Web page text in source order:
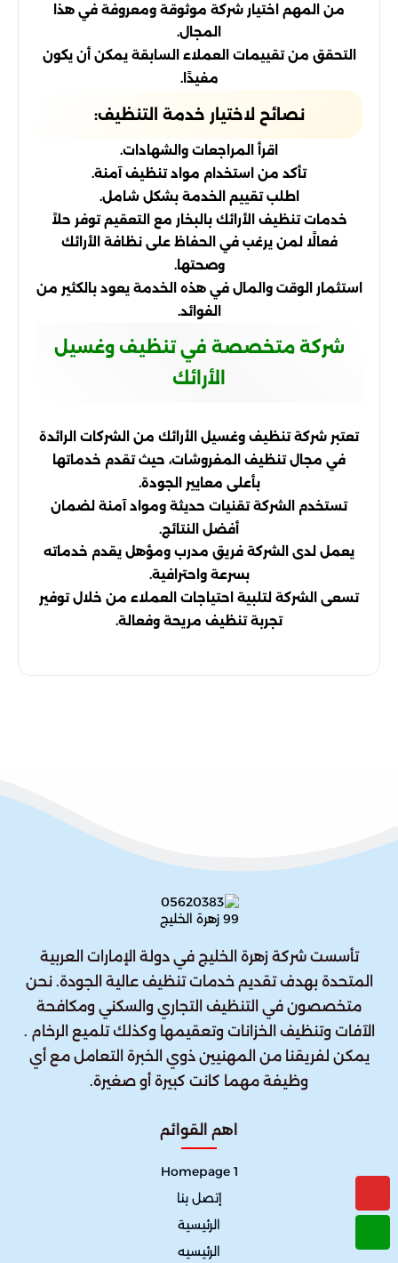
من المهم اختيار شركة موثوقة ومعروفة في هذا
المجال.
التحقق من تقييمات العملاء السابقة يمكن أن يكون
مفيدًا.
نصائح لاختيار خدمة التنظيف:
اقرأ المراجعات والشهادات.
تأكد من استخدام مواد تنظيف آمنة.
اطلب تقييم الخدمة بشكل شامل.
خدمات تنظيف الأرائك بالبخار مع التعقيم توفر حلاً
فعالًا لمن يرغب في الحفاظ على نظافة الأرائك
وصحتها.
استثمار الوقت والمال في هذه الخدمة يعود بالكثير من
الفوائد.
شركة متخصصة في تنظيف وغسيل
الأرائك
تعتبر شركة تنظيف وغسيل الأرائك من الشركات الرائدة
في مجال تنظيف المفروشات، حيث تقدم خدماتها
بأعلى معايير الجودة.
تستخدم الشركة تقنيات حديثة ومواد آمنة لضمان
أفضل النتائج.
يعمل لدى الشركة فريق مدرب ومؤهل يقدم خدماته
بسرعة واحترافية.
تسعى الشركة لتلبية احتياجات العملاء من خلال توفير
تجربة تنظيف مريحة وفعالة.
تأسست شركة زهرة الخليج في دولة الإمارات العربية
المتحدة بهدف تقديم خدمات تنظيف عالية الجودة. نحن
متخصصون في التنظيف التجاري والسكني ومكافحة
الآفات وتنظيف الخزانات وتعقيمها وكذلك تلميع الرخام .
يمكن لفريقنا من المهنيين ذوي الخبرة التعامل مع أي
وظيفة مهما كانت كبيرة أو صغيرة.
اهم القوائم
Homepage 1
إتصل بنا
الرئيسية
الرئيسيه